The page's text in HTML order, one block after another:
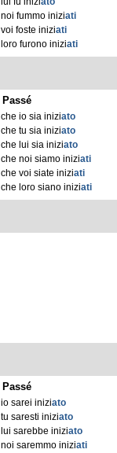
noi fummo iniziati
voi foste iniziati
loro furono iniziati
Passé
che io sia iniziato
che tu sia iniziato
che lui sia iniziato
che noi siamo iniziati
che voi siate iniziati
che loro siano iniziati
Passé
io sarei iniziato
tu saresti iniziato
lui sarebbe iniziato
noi saremmo iniziati